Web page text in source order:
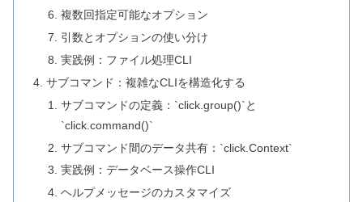
複数回指定可能なオプション
引数とオプションの使い分け
実践例：ファイル処理CLI
サブコマンド：複雑なCLIを構造化する
サブコマンドの定義：`click.group()`と
`click.command()`
サブコマンド間のデータ共有：`click.Context`
実践例：データベース操作CLI
ヘルプメッセージのカスタマイズ